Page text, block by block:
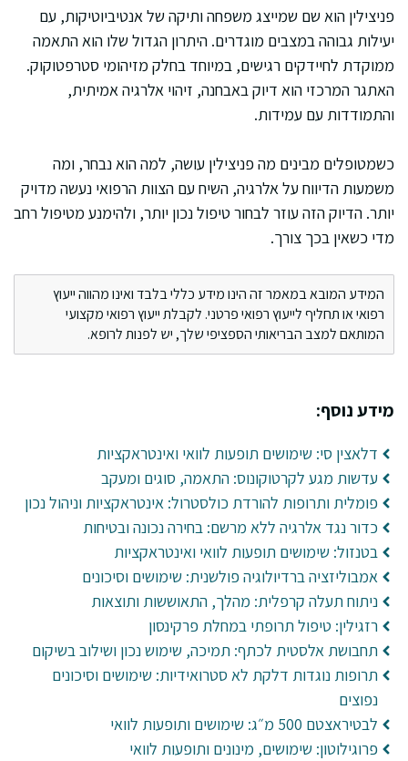
פניצילין הוא שם שמייצג משפחה ותיקה של אנטיביוטיקות, עם
יעילות גבוהה במצבים מוגדרים. היתרון הגדול שלו הוא התאמה
ממוקדת לחיידקים רגישים, במיוחד בחלק מזיהומי סטרפטוקוק.
האתגר המרכזי הוא דיוק באבחנה, זיהוי אלרגיה אמיתית,
והתמודדות עם עמידות.
כשמטופלים מבינים מה פניצילין עושה, למה הוא נבחר, ומה
משמעות הדיווח על אלרגיה, השיח עם הצוות הרפואי נעשה מדויק
יותר. הדיוק הזה עוזר לבחור טיפול נכון יותר, ולהימנע מטיפול רחב
מדי כשאין בכך צורך.
המידע המובא במאמר זה הינו מידע כללי בלבד ואינו מהווה ייעוץ
רפואי או תחליף לייעוץ רפואי פרטני. לקבלת ייעוץ רפואי מקצועי
המותאם למצב הבריאותי הספציפי שלך, יש לפנות לרופא.
מידע נוסף:
דלאצין סי: שימושים תופעות לוואי ואינטראקציות
עדשות מגע לקרטוקונוס: התאמה, סוגים ומעקב
פומלית ותרופות להורדת כולסטרול: אינטראקציות וניהול נכון
כדור נגד אלרגיה ללא מרשם: בחירה נכונה ובטיחות
בטנזול: שימושים תופעות לוואי ואינטראקציות
אמבוליזציה ברדיולוגיה פולשנית: שימושים וסיכונים
ניתוח תעלה קרפלית: מהלך, התאוששות ותוצאות
רזגילין: טיפול תרופתי במחלת פרקינסון
תחבושת אלסטית לכתף: תמיכה, שימוש נכון ושילוב בשיקום
תרופות נוגדות דלקת לא סטרואידיות: שימושים וסיכונים
נפוצים
לבטיראצטם 500 מ״ג: שימושים ותופעות לוואי
פרוגילוטון: שימושים, מינונים ותופעות לוואי